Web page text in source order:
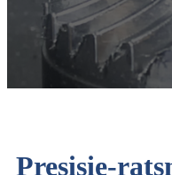
Presisie-